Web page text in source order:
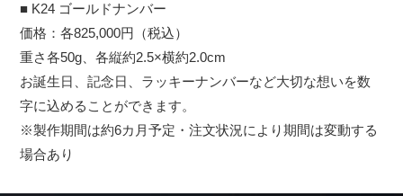
■ K24 ゴールドナンバー
価格：各825,000円（税込）
重さ各50g、各縦約2.5×横約2.0cm
お誕生日、記念日、ラッキーナンバーなど大切な想いを数
字に込めることができます。
※製作期間は約6カ月予定・注文状況により期間は変動する
場合あり